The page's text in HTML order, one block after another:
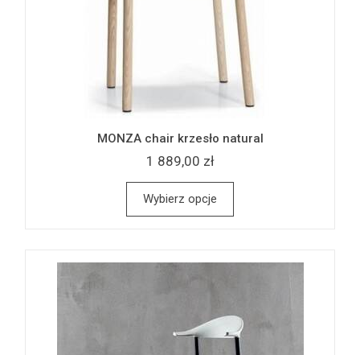
MONZA chair krzesło natural
1 889,00 zł
Wybierz opcje